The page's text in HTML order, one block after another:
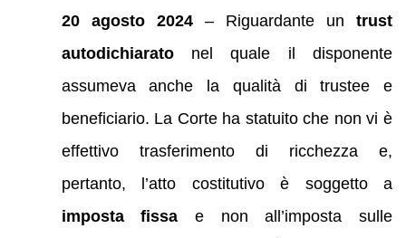
20 agosto 2024– Riguardante untrust
autodichiaratonel quale il disponente
assumeva anche la qualità di trustee e
beneficiario. La Corte ha statuito che non vi è
effettivo trasferimento di ricchezza e,
pertanto, l’atto costitutivo è soggetto a
imposta fissa e non all’imposta sulle